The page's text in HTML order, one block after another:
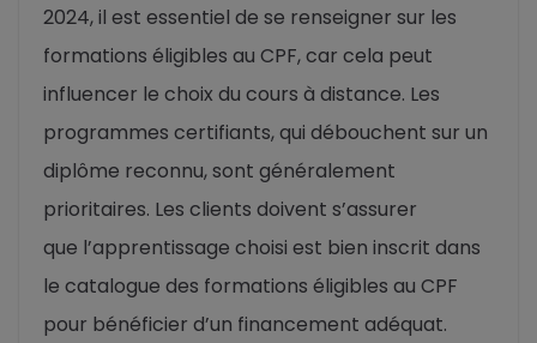
2024, il est essentiel de se renseigner sur les
formations éligibles au CPF, car cela peut
influencer le choix du cours à distance. Les
programmes certifiants, qui débouchent sur un
diplôme reconnu, sont généralement
prioritaires. Les clients doivent s’assurer
que l’apprentissage choisi est bien inscrit dans
le catalogue des formations éligibles au CPF
pour bénéficier d’un financement adéquat.